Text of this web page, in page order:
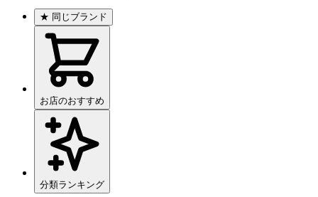
★ 同じブランド
お店のおすすめ
分類ランキング